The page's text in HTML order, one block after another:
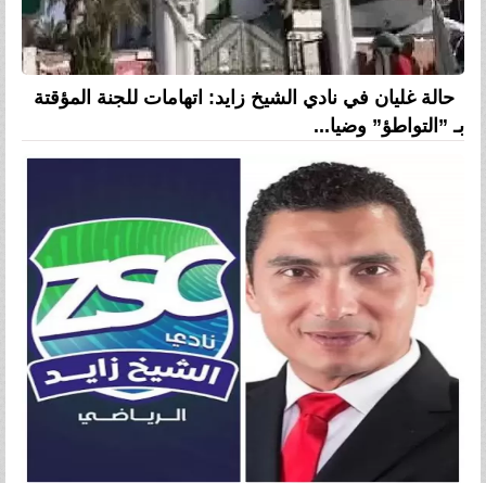
حالة غليان في نادي الشيخ زايد: اتهامات للجنة المؤقتة
بـ ”التواطؤ” وضيا...